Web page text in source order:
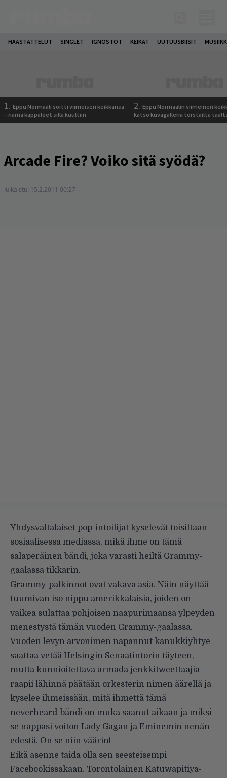
HAASTATTELUT SINGLET IGNOSTOT KEIKAT UUTUUSBIISIT
1. Eppu Normaali soitti viimeisen keikkansa
– nämä kappaleet sillä kuultiin
2. Eppu Normaalin viimeinen
katso kuvagalleria torstailta
Arcade Fire? Voiko sitä syödä?
Julkaistu: 15.2.2011 00:27
Yhdysvaltalaiset pop-intoilijat kyselevät toisiltaan
sosiaalisessa mediassa, mikä ihme on tämä
salaperäinen bändi, joka varasti heiltä Grammy-
gaalassa tikkarin.
Grammy-palkinnot ovat vakava asia. Näin näyttää
tuumivan iso nippu amerikkalaisia, joiden on
vaikea sulattaa pohjoisen naapurimaansa ylpeyden
menestystä tämän vuoden Grammy-gaalassa.
Vuoden levyn arvonimen napannut kanukkiyhtye
saattaa vetää Helsingin Senaatintorin täyteen,
mutta kunnioitettava armada jenkkitweettaajia
raapii lähinnä päätään orkesterin nimen äärellä ja
kyselee ihmeissään, mitä ihmettä tämä
neverheard-bändi on muka saanut aikaan ja miksi
se nappasi voiton Lady Gagan ja Eminemin nenän
edestä. On se niin väärin!
Eikä asenne taida olla sen seesteisempi
Facebookissakaan. Torontolainen Katuwapitiya-